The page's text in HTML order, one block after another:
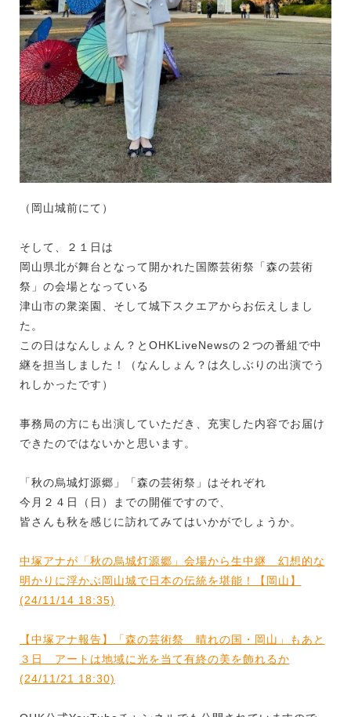
（岡山城前にて）
そして、２１日は
岡山県北が舞台となって開かれた国際芸術祭「森の芸術
祭」の会場となっている
津山市の衆楽園、そして城下スクエアからお伝えしまし
た。
この日はなんしょん？とOHKLiveNewsの２つの番組で中
継を担当しました！（なんしょん？は久しぶりの出演でう
れしかったです）
事務局の方にも出演していただき、充実した内容でお届け
できたのではないかと思います。
「秋の烏城灯源郷」「森の芸術祭」はそれぞれ
今月２４日（日）までの開催ですので、
皆さんも秋を感じに訪れてみてはいかがでしょうか。
中塚アナが「秋の烏城灯源郷」会場から生中継 幻想的な
明かりに浮かぶ岡山城で日本の伝統を堪能！【岡山】
(24/11/14 18:35)
【中塚アナ報告】「森の芸術祭 晴れの国・岡山」もあと
３日 アートは地域に光を当て有終の美を飾れるか
(24/11/21 18:30)